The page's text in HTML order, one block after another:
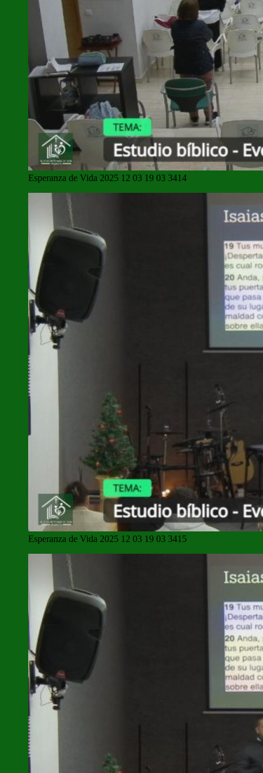
Esperanza de Vida 2025 12 03 19 03 3414
Esperanza de Vida 2025 12 03 19 03 3415